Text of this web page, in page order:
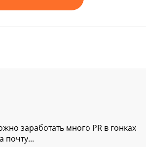
заработать много PR в гонках
почту...